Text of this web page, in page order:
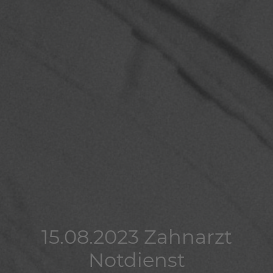
15.08.2023 Zahnarzt
Notdienst
15.08.2023 Zahnarzt
Notdienst
15.08.2023 Zahnarzt
Notdienst